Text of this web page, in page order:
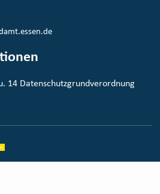
14 Datenschutzgrundverordnung